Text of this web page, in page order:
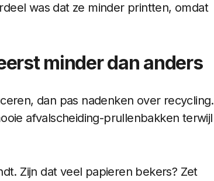
was dat ze minder printten, omdat
minder dan anders
dan pas nadenken over recycling.
afvalscheiding-prullenbakken terwijl
Zijn dat veel papieren bekers? Zet